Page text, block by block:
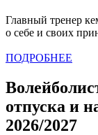
Главный тренер
о себе и своих
ПОДРОБНЕЕ
отпуска и
2026/2027